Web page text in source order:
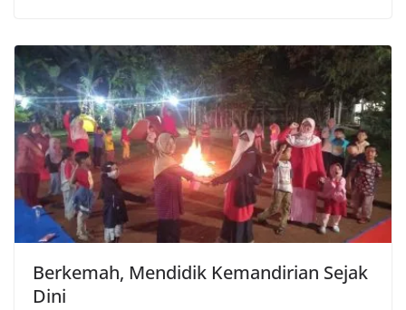
Berkemah, Mendidik Kemandirian Sejak
Dini